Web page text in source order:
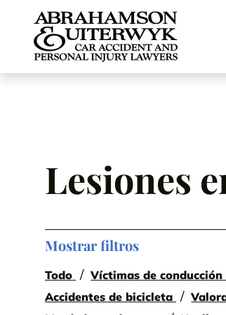
Skip to content
Lesiones
Mostrar filtros
Todo Víctimas de
Accidentes de bicicleta